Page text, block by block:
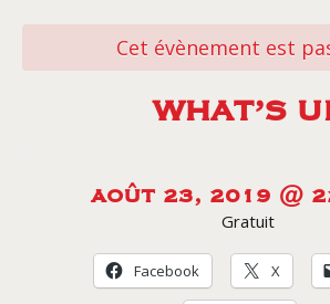
CONTACT
Cet évènement est
WHAT’S
AOÛT 23, 2019 @
Gratuit
Facebook X